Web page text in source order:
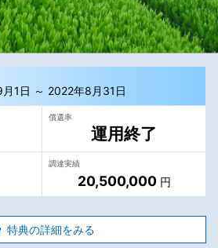
1日 ～ 2022年8月31日
償還率
運用終了
調達実績
20,500,000円
特典の詳細をみる